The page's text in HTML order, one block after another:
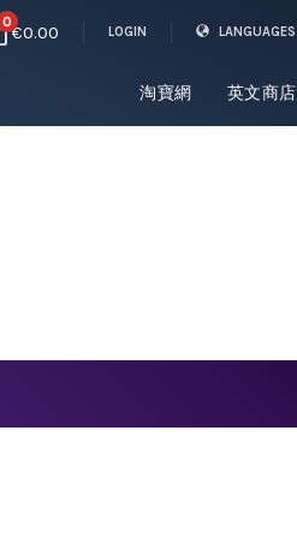
0€0.00 LOGIN LANGUAGES
淘寶網 英文商店